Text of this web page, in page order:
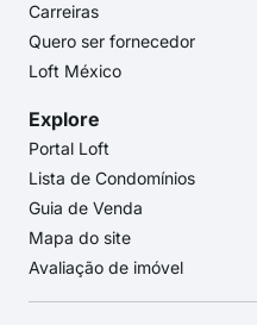
Carreiras
Quero ser fornecedor
Loft México
Explore
Portal Loft
Lista de Condomínios
Guia de Venda
Mapa do site
Avaliação de imóvel